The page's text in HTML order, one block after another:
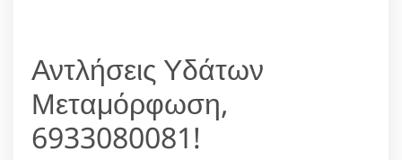
Αντλήσεις Υδάτων
Μεταμόρφωση,
6933080081!